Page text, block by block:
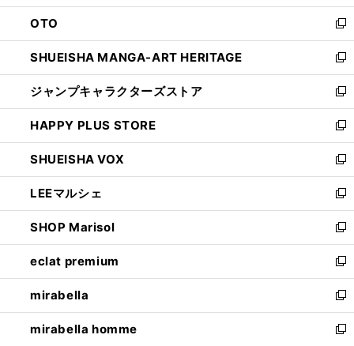
ウ
で
開
く
ン
ド
ウ
で
開
く
OTO
新
し
い
ウ
ィ
ン
ド
ウ
で
開
く
SHUEISHA MANGA-ART HERITAGE
新
し
い
ウ
ィ
ン
ド
ウ
で
開
く
ジャンプキャラクターズストア
新
し
い
ウ
ィ
ン
ド
ウ
で
開
く
HAPPY PLUS STORE
新
し
い
ウ
ィ
ン
ド
ウ
で
開
く
SHUEISHA VOX
新
し
い
ウ
ィ
ン
ド
ウ
で
開
く
LEEマルシェ
新
し
い
ウ
ィ
ン
ド
ウ
で
SHOP Marisol
新
し
い
ウ
ィ
ン
ド
eclat premium
新
し
い
ウ
ィ
mirabella
新
し
い
mirabella homme
新